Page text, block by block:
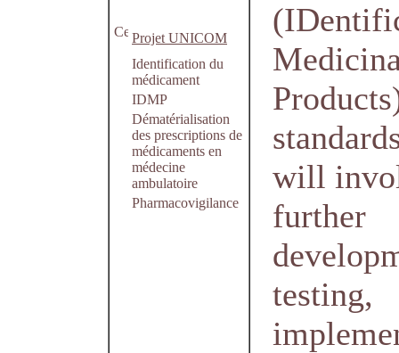
Projet UNICOM
Identification du
médicament
IDMP
Dématérialisation
des prescriptions de
médicaments en
médecine
ambulatoire
Pharmacovigilance
will
further
testing,